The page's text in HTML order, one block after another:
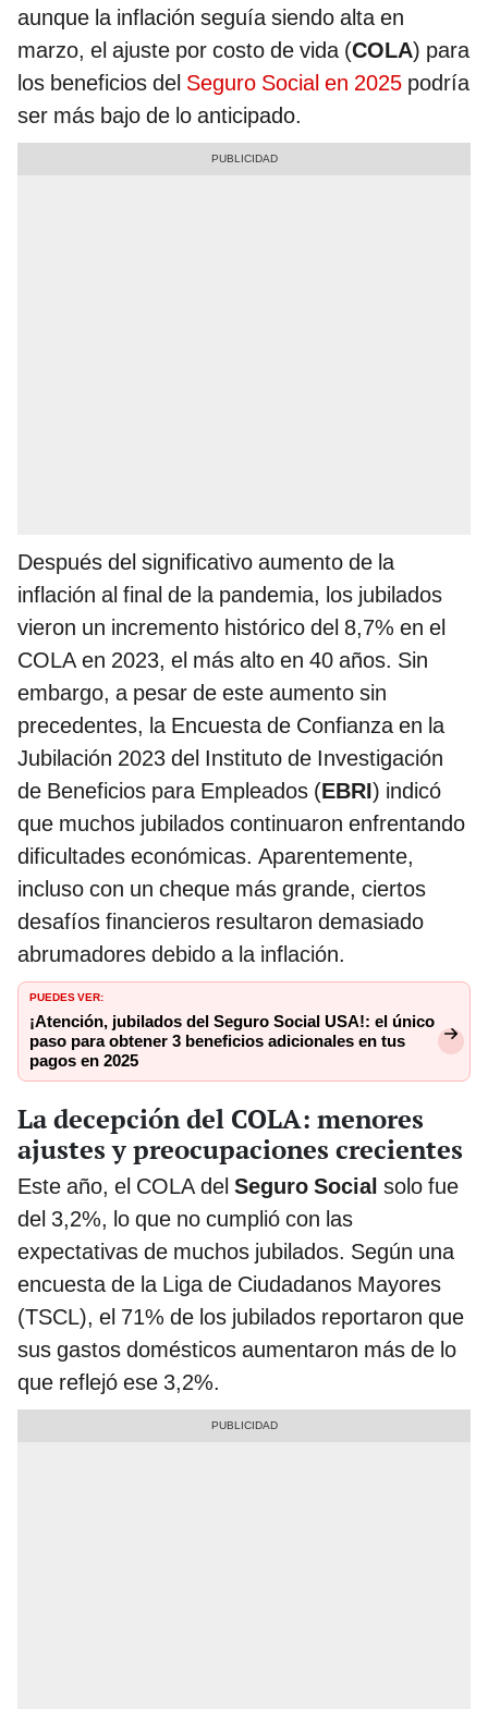
aunque la inflación seguía siendo alta en
marzo, el ajuste por costo de vida (COLA) para
los beneficios del Seguro Social en 2025 podría
ser más bajo de lo anticipado.
Después del significativo aumento de la
inflación al final de la pandemia, los jubilados
vieron un incremento histórico del 8,7% en el
COLA en 2023, el más alto en 40 años. Sin
embargo, a pesar de este aumento sin
precedentes, la Encuesta de Confianza en la
Jubilación 2023 del Instituto de Investigación
de Beneficios para Empleados (EBRI) indicó
que muchos jubilados continuaron enfrentando
dificultades económicas. Aparentemente,
incluso con un cheque más grande, ciertos
desafíos financieros resultaron demasiado
abrumadores debido a la inflación.
PUEDES VER:
¡Atención, jubilados del Seguro Social USA!: el único
paso para obtener 3 beneficios adicionales en tus
pagos en 2025
La decepción del COLA: menores
ajustes y preocupaciones crecientes
Este año, el COLA del Seguro Social solo fue
del 3,2%, lo que no cumplió con las
expectativas de muchos jubilados. Según una
encuesta de la Liga de Ciudadanos Mayores
(TSCL), el 71% de los jubilados reportaron que
sus gastos domésticos aumentaron más de lo
que reflejó ese 3,2%.